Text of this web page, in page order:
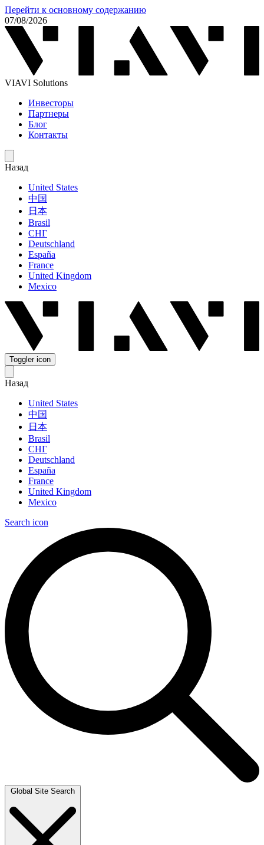
Перейти к основному содержанию
07/08/2026
VIAVI Solutions
Инвесторы
Партнеры
Блог
Контакты
Назад
United States
中国
日本
Brasil
СНГ
Deutschland
España
France
United Kingdom
Mexico
Toggler icon
Назад
United States
中国
日本
Brasil
СНГ
Deutschland
España
France
United Kingdom
Mexico
Search icon
Global Site Search